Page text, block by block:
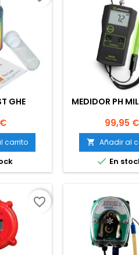
GHE
carrito
MEDIDOR PH
Precio
99,95 €
 Añadir al
 En
favorite_border